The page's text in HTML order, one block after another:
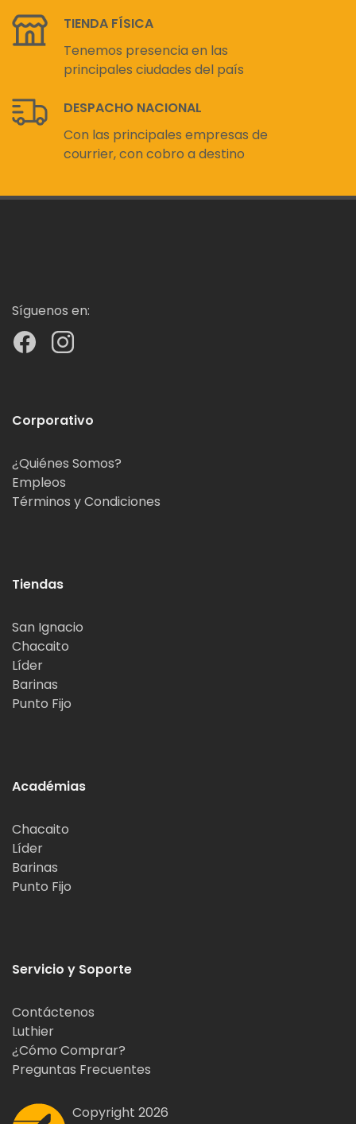
TIENDA FÍSICA
Tenemos presencia en las
principales ciudades del país
DESPACHO NACIONAL
Con las principales empresas de
courrier, con cobro a destino
Síguenos en:
Corporativo
¿Quiénes Somos?
Empleos
Términos y Condiciones
Tiendas
San Ignacio
Chacaito
Líder
Barinas
Punto Fijo
Académias
Chacaito
Líder
Barinas
Punto Fijo
Servicio y Soporte
Contáctenos
Luthier
¿Cómo Comprar?
Preguntas Frecuentes
Copyright 2026